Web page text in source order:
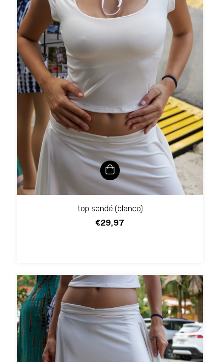
top sendé (blanco)
€29,97